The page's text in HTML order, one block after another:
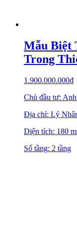
Mẫu Biệt
Trong
1.900.000.000₫
Chủ đầu tư:
Địa chỉ: Lý
Diện tích: 180
Số tầng: 2 tầng